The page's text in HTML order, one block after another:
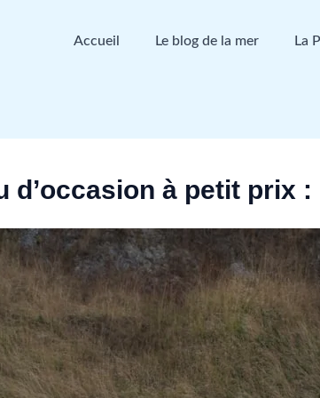
Accueil Le blog de la mer La
d’occasion à petit prix